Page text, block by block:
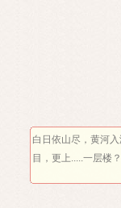
白日依山尽，黄河
目，更上.....一层楼？